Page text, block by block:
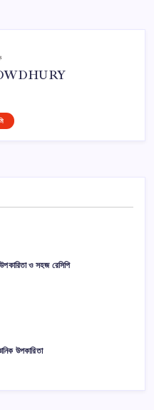
ও সহজ রেসিপি
উপকারিতা